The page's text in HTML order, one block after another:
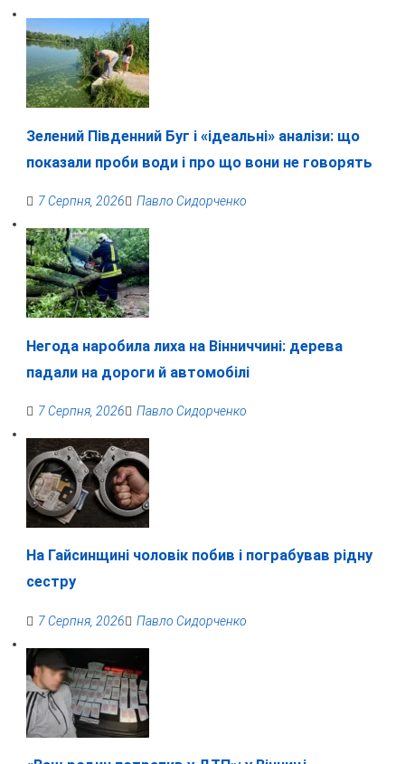
Зелений Південний Буг і «ідеальні» аналізи: що
показали проби води і про що вони не говорять
7 Серпня, 2026 Павло Сидорченко
Негода наробила лиха на Вінниччині: дерева
падали на дороги й автомобілі
7 Серпня, 2026 Павло Сидорченко
На Гайсинщині чоловік побив і пограбував рідну
сестру
7 Серпня, 2026 Павло Сидорченко